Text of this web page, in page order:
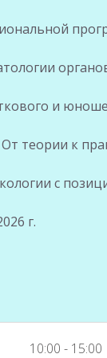
и
теории к
с
г.
10:00 - 15:00